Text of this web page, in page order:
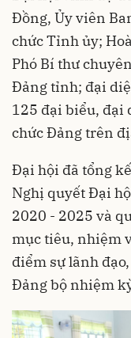
Đồng, Ủy viên
chức Tỉnh ủy;
Phó Bí thư
Đảng tỉnh; đại
125 đại biểu, đại
chức Đảng trên
Đại hội đã tổng
Nghị quyết Đại
2020 - 2025 và
mục tiêu, nhiệm
điểm sự lãnh
Đảng bộ nhiệm